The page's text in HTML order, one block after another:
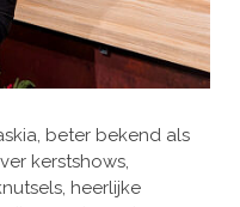
beter bekend als
kerstshows,
heerlijke